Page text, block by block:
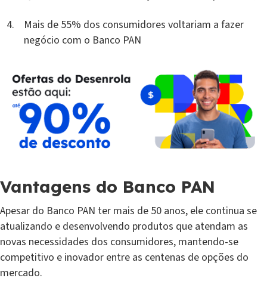
Mais de 55% dos consumidores voltariam a fazer
negócio com o Banco PAN
Vantagens do Banco PAN
Apesar do Banco PAN ter mais de 50 anos, ele continua se
atualizando e desenvolvendo produtos que atendam as
novas necessidades dos consumidores, mantendo-se
competitivo e inovador entre as centenas de opções do
mercado.